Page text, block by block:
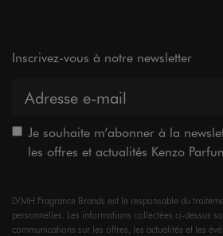
Inscrivez-vous à notre newsletter
Je souhaite m’abonner à la
les offres et actualités Kenzo
LVMH Fragrance Brands est le responsable du
personnelles. Les informations collectées ci-dessus
communications sur les offres, les actualités et les